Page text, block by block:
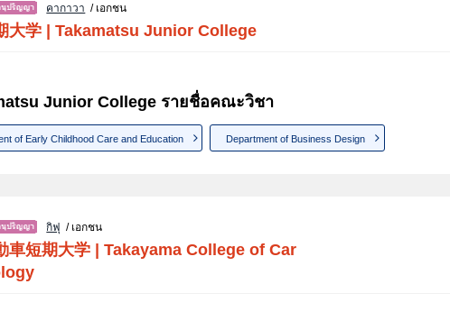
คากาวา / เอกชน
大学 | Takamatsu Junior College
Junior College รายชื่อคณะวิชา
of Early Childhood Care and Education Department of Business Design
กิฟุ / เอกชน
車短期大学
Takayama College of Car